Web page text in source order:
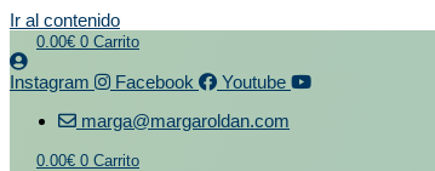
Ir al contenido
0.00€ 0 Carrito
Instagram Facebook
Youtube
marga@margaroldan.com
0.00€ 0 Carrito